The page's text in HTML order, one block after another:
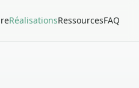
RéalisationsRessourcesFAQ